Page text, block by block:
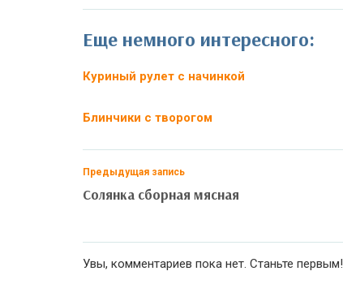
Еще немного интересного:
Куриный рулет с начинкой
Блинчики с творогом
Предыдущая запись
Солянка сборная мясная
Увы, комментариев пока нет. Станьте первым!